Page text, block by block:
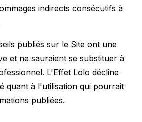
indirects consécutifs à
publiés sur le Site ont une
et ne sauraient se substituer à
L'Effet Lolo décline
quant à l'utilisation qui pourrait
publiées.